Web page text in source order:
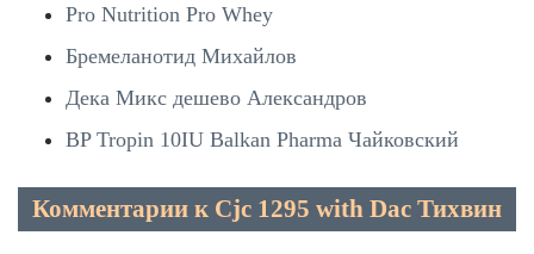
Pro Nutrition Pro Whey
Бремеланотид Михайлов
Дека Микс дешево Александров
BP Tropin 10IU Balkan Pharma Чайковский
Комментарии к Cjc 1295 with Dac Тихвин